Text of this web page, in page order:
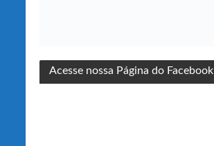
Acesse nossa Página do Facebook